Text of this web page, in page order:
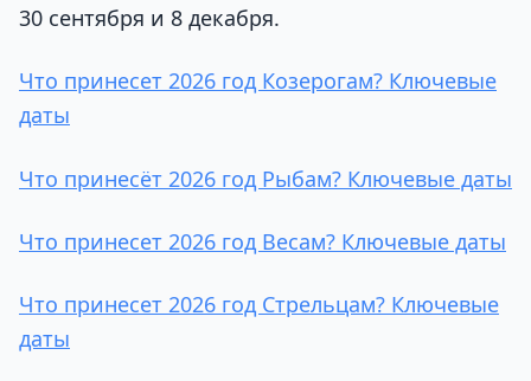
30 сентября и 8 декабря.
Что принесет 2026 год Козерогам? Ключевые
даты
Что принесёт 2026 год Рыбам? Ключевые даты
Что принесет 2026 год Весам? Ключевые даты
Что принесет 2026 год Стрельцам? Ключевые
даты